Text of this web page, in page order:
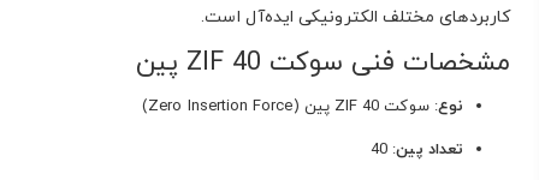
کاربردهای مختلف الکترونیکی ایده‌آل است.
مشخصات فنی سوکت ZIF 40 پین
نوع: سوکت ZIF 40 پین (Zero Insertion Force)
تعداد پین: 40